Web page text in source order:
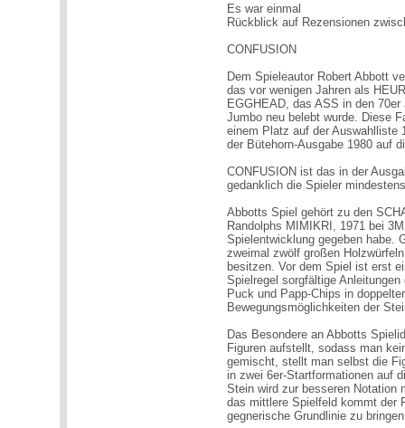
Es war einmal
Rückblick auf Rezensionen
CONFUSION
Dem Spieleautor Robert Abbott
das vor wenigen Jahren als
EGGHEAD, das ASS in den
Jumbo neu belebt wurde. Diese
einem Platz auf der Auswahlliste
der Bütehorn-Ausgabe 1980 auf
CONFUSION ist das in der
gedanklich die Spieler
Abbotts Spiel gehört zu den
Randolphs MIMIKRI, 1971 bei
Spielentwicklung gegeben habe.
zweimal zwölf großen
besitzen. Vor dem Spiel ist erst
Spielregel sorgfältige
Puck und Papp-Chips in
Bewegungsmöglichkeiten der
Das Besondere an Abbotts
Figuren aufstellt, sodass man
gemischt, stellt man selbst die
in zwei 6er-Startformationen auf
Stein wird zur besseren Notation
das mittlere Spielfeld kommt der
gegnerische Grundlinie zu